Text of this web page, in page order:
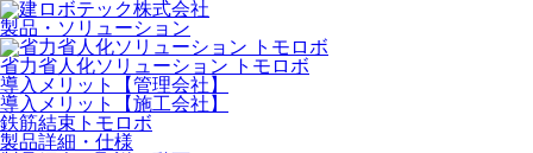
製品・ソリューション
省力省人化ソリューション トモロボ
導入メリット【管理会社】
導入メリット【施工会社】
鉄筋結束トモロボ
製品詳細・仕様